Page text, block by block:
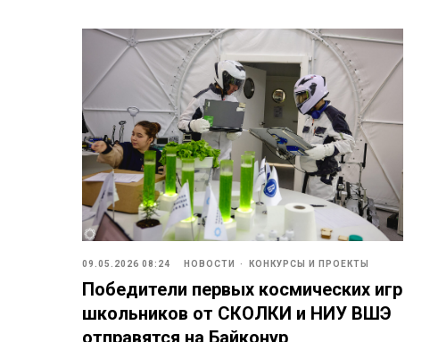
09.05.2026 08:24 НОВОСТИ КОНКУРСЫ И ПРОЕКТЫ
Победители первых космических игр
школьников от СКОЛКИ и НИУ ВШЭ
отправятся на Байконур